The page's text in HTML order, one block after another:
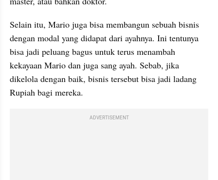
Selain itu, Mario juga bisa membangun sebuah bisnis
dengan modal yang didapat dari ayahnya. Ini tentunya
bisa jadi peluang bagus untuk terus menambah
kekayaan Mario dan juga sang ayah. Sebab, jika
dikelola dengan baik, bisnis tersebut bisa jadi ladang
Rupiah bagi mereka.
ADVERTISEMENT